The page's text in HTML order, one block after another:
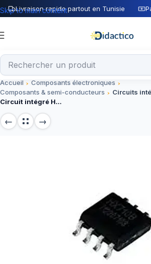
Livraison rapide partout en Tunisie
Skip to main content
Accueil
Composants électroniques
Composants & semi-conducteurs
Circuits
Circuit intégré HX710B 24 bits 5V pour capteurs de poids